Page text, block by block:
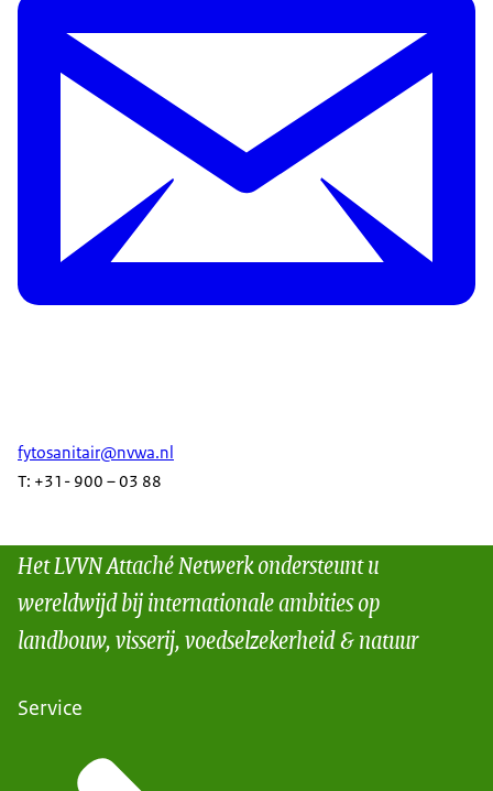
fytosanitair@nvwa.nl
T: +31- 900 – 03 88
Het LVVN Attaché Netwerk ondersteunt u
wereldwijd bij internationale ambities op
landbouw, visserij, voedselzekerheid & natuur
Service